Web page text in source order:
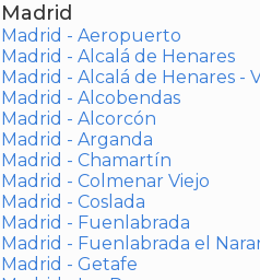
Madrid
Madrid - Aeropuerto
Madrid - Alcalá de Henares
Madrid - Alcalá de Henares -
Madrid - Alcobendas
Madrid - Alcorcón
Madrid - Arganda
Madrid - Chamartín
Madrid - Colmenar Viejo
Madrid - Coslada
Madrid - Fuenlabrada
Madrid - Fuenlabrada el
Madrid - Getafe